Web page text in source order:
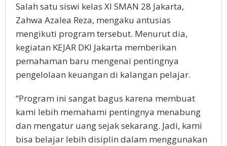
Salah satu siswi kelas XI SMAN 28 Jakarta,
Zahwa Azalea Reza, mengaku antusias
mengikuti program tersebut. Menurut dia,
kegiatan KEJAR DKI Jakarta memberikan
pemahaman baru mengenai pentingnya
pengelolaan keuangan di kalangan pelajar.
“Program ini sangat bagus karena membuat
kami lebih memahami pentingnya menabung
dan mengatur uang sejak sekarang. Jadi, kami
bisa belajar lebih disiplin dalam menggunakan